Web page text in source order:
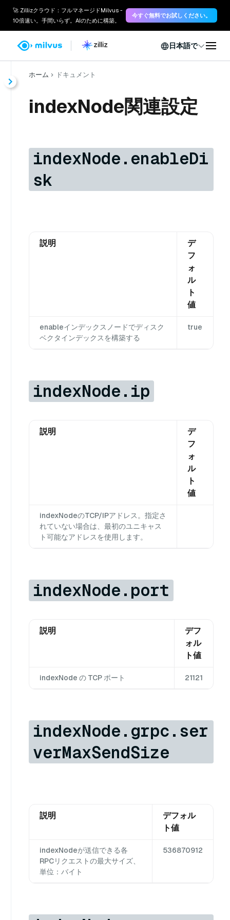
🚀 Zillizクラウド：フルマネージドMilvus -
10倍速い。手間いらず。AIのために構築。
今すぐ無料でお試しください。
日本語で
ホーム ドキュメント
indexNode関連設定
indexNode.enableDi
sk
説明
デ
フ
ォ
ル
ト
値
enableインデックスノードでディスク
ベクタインデックスを構築する
true
indexNode.ip
説明
デ
フ
ォ
ル
ト
値
indexNodeのTCP/IPアドレス。指定さ
れていない場合は、最初のユニキャス
ト可能なアドレスを使用します。
indexNode.port
説明
デフ
ォル
ト値
indexNode の TCP ポート 21121
indexNode.grpc.ser
verMaxSendSize
説明
デフォル
ト値
indexNodeが送信できる各
RPCリクエストの最大サイズ、
単位：バイト
536870912